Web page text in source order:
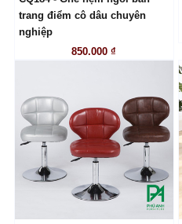
LIÊN HỆ
trang điểm cô dâu chuyên
nghiệp
850.000 ₫